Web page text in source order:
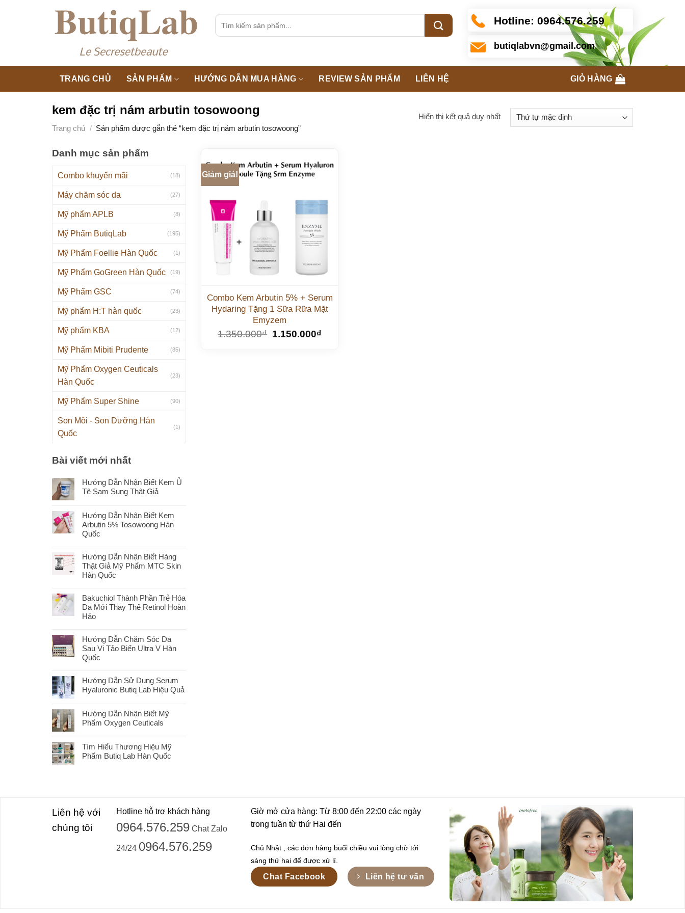
Tìm
Hotline: 0964.576.259
butiqlabvn@gmail.com
TRANG CHỦ SẢN PHẨM HƯỚNG DẪN MUA HÀNG REVIEW SẢN PHẨM LIÊN HỆ GIỎ HÀNG
kem đặc trị nám arbutin tosowoong
Trang chủ / Sản phẩm được gắn thẻ “kem đặc trị nám arbutin tosowoong”
Hiển thị kết quả duy nhất
Danh mục sản phẩm
Combo khuyến mãi (18)
Máy chăm sóc da (27)
Mỹ phẩm APLB (8)
Mỹ Phẩm ButiqLab (195)
Mỹ Phẩm Foellie Hàn Quốc (1)
Mỹ Phẩm GoGreen Hàn Quốc (19)
Mỹ Phẩm GSC (74)
Mỹ phẩm H:T hàn quốc (23)
Mỹ phẩm KBA (12)
Mỹ Phẩm Mibiti Prudente (85)
Mỹ Phẩm Oxygen Ceuticals
Hàn Quốc
(23)
Mỹ Phẩm Super Shine (90)
Son Môi - Son Dưỡng Hàn
Quốc
(1)
Bài viết mới nhất
Hướng Dẫn Nhận Biết Kem Ủ
Tê Sam Sung Thật Giả
Hướng Dẫn Nhận Biết Kem
Arbutin 5% Tosowoong Hàn
Quốc
Hướng Dẫn Nhận Biết Hàng
Thật Giả Mỹ Phẩm MTC Skin
Hàn Quốc
Bakuchiol Thành Phần Trẻ Hóa
Da Mới Thay Thế Retinol Hoàn
Hảo
Hướng Dẫn Chăm Sóc Da
Sau Vi Tảo Biển Ultra V Hàn
Quốc
Hướng Dẫn Sử Dụng Serum
Hyaluronic Butiq Lab Hiệu Quả
Hướng Dẫn Nhận Biết Mỹ
Phẩm Oxygen Ceuticals
Tìm Hiểu Thương Hiệu Mỹ
Phẩm Butiq Lab Hàn Quốc
Giảm giá!
Combo Kem Arbutin 5% + Serum
Hydaring Tặng 1 Sữa Rữa Mặt
Emyzem
1.350.000₫ 1.150.000₫
Liên hệ với
chúng tôi
Hotline hỗ trợ khách hàng
0964.576.259 Chat Zalo
24/24 0964.576.259
Giờ mở cửa hàng: Từ 8:00 đến 22:00 các ngày
trong tuần từ thứ Hai đến
Chủ Nhật , các đơn hàng buổi chiều vui lòng chờ tới
sáng thứ hai để được xử lí.
Chat Facebook Liên hệ tư vấn